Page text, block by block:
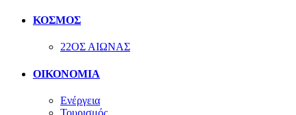
ΚΟΣΜΟΣ
22ΟΣ ΑΙΩΝΑΣ
ΟΙΚΟΝΟΜΙΑ
Ενέργεια
Τουρισμός